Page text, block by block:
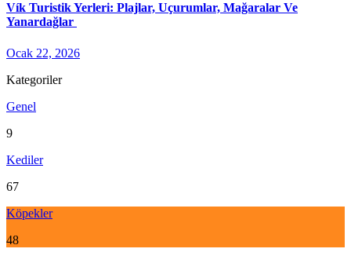
Vík Turistik Yerleri: Plajlar, Uçurumlar, Mağaralar Ve
Yanardağlar
Ocak 22, 2026
Kategoriler
Genel
9
Kediler
67
Köpekler
48